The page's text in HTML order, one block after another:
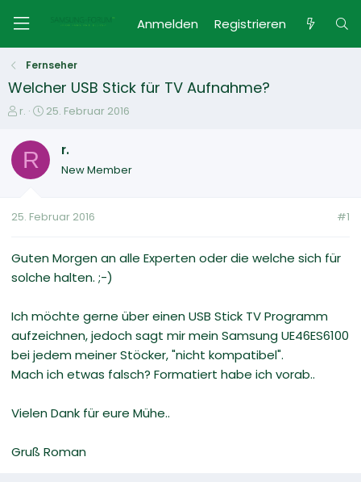
Anmelden Registrieren
Fernseher
Welcher USB Stick für TV Aufnahme?
E
s
e
e
r.
E
e
t
m
25. Februar 2016
R r.
New Member
25. Februar 2016 #1
Guten Morgen an alle Experten oder die welche sich für
solche halten. ;-)
Ich möchte gerne über einen USB Stick TV Programm
aufzeichnen, jedoch sagt mir mein Samsung UE46ES6100
bei jedem meiner Stöcker, "nicht kompatibel".
Mach ich etwas falsch? Formatiert habe ich vorab..
Vielen Dank für eure Mühe..
Gruß Roman